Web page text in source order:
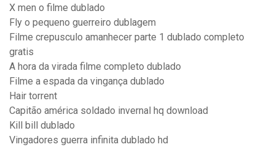
X men o filme dublado
Fly o pequeno guerreiro dublagem
Filme crepusculo amanhecer parte 1 dublado completo
gratis
A hora da virada filme completo dublado
Filme a espada da vingança dublado
Hair torrent
Capitão américa soldado invernal hq download
Kill bill dublado
Vingadores guerra infinita dublado hd